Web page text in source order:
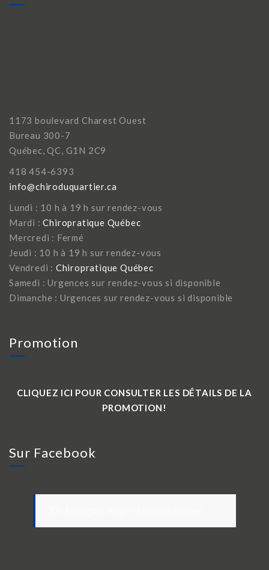
1173 boulevard Charest Ouest
Bureau 300-7
Québec, QC, G1N 2C9
418 454-6393
info@chiroduquartier.ca
Lundi : 10 h à 19 h sur rendez-vous
Mardi :Chiropratique Québec
Mercredi : Fermé
Jeudi : 10 h à 19 h sur rendez-vous
Vendredi : Chiropratique Québec
Samedi : Urgences sur rendez-vous si disponible
Dimanche : Urgences sur rendez-vous si disponible
Promotion
CLIQUEZ ICI POUR CONSULTER LES DÉTAILS DE LA
PROMOTION!
Sur Facebook